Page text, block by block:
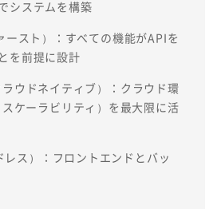
システムを構築
スト）：すべての機能がAPIを
を前提に設計
ウドネイティブ）：クラウド環
ケーラビリティ）を最大限に活
ス）：フロントエンドとバッ